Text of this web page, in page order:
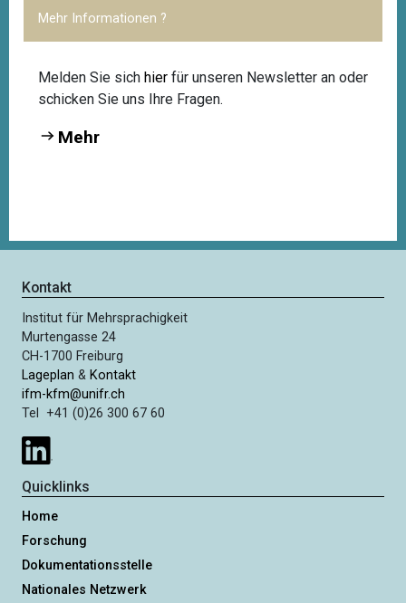
Mehr Informationen ?
Melden Sie sich hier für unseren Newsletter an oder
schicken Sie uns Ihre Fragen.
Mehr
Kontakt
Institut für Mehrsprachigkeit
Murtengasse 24
CH-1700 Freiburg
Lageplan & Kontakt
ifm-kfm@unifr.ch
Tel +41 (0)26 300 67 60
Quicklinks
Home
Forschung
Dokumentationsstelle
Nationales Netzwerk